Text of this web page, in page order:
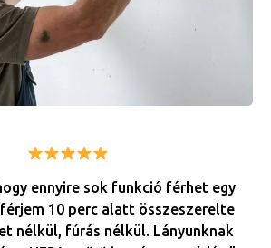
ennyire sok funkció férhet egy
10 perc alatt összeszerelte
nélkül, fúrás nélkül. Lányunknak